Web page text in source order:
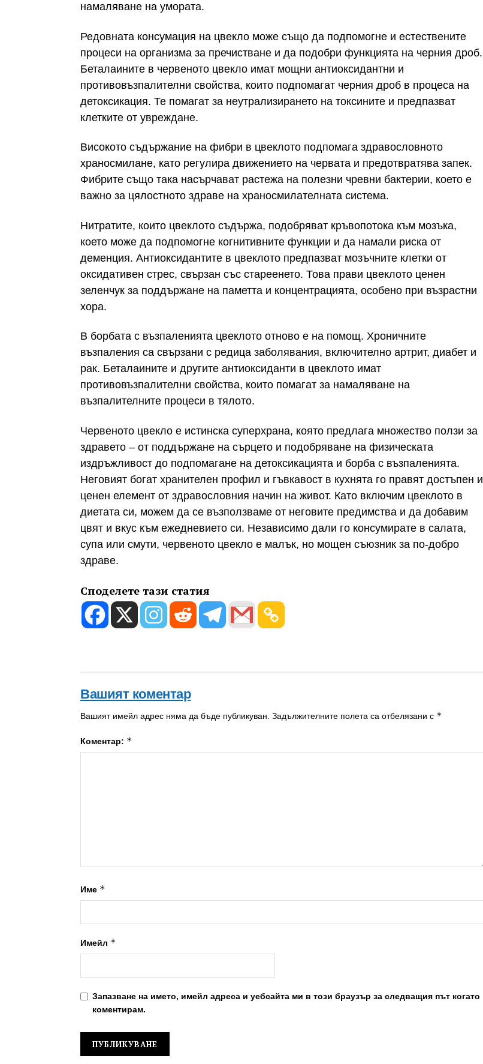
намаляване на умората.
Редовната консумация на цвекло може също да подпомогне и естествените
процеси на организма за пречистване и да подобри функцията на черния дроб.
Беталаините в червеното цвекло имат мощни антиоксидантни и
противовъзпалителни свойства, които подпомагат черния дроб в процеса на
детоксикация. Те помагат за неутрализирането на токсините и предпазват
клетките от увреждане.
Високото съдържание на фибри в цвеклото подпомага здравословното
храносмилане, като регулира движението на червата и предотвратява запек.
Фибрите също така насърчават растежа на полезни чревни бактерии, което е
важно за цялостното здраве на храносмилателната система.
Нитратите, които цвеклото съдържа, подобряват кръвопотока към мозъка,
което може да подпомогне когнитивните функции и да намали риска от
деменция. Антиоксидантите в цвеклото предпазват мозъчните клетки от
оксидативен стрес, свързан със стареенето. Това прави цвеклото ценен
зеленчук за поддържане на паметта и концентрацията, особено при възрастни
хора.
В борбата с възпаленията цвеклото отново е на помощ. Хроничните
възпаления са свързани с редица заболявания, включително артрит, диабет и
рак. Беталаините и другите антиоксиданти в цвеклото имат
противовъзпалителни свойства, които помагат за намаляване на
възпалителните процеси в тялото.
Червеното цвекло е истинска суперхрана, която предлага множество ползи за
здравето – от поддържане на сърцето и подобряване на физическата
издръжливост до подпомагане на детоксикацията и борба с възпаленията.
Неговият богат хранителен профил и гъвкавост в кухнята го правят достъпен и
ценен елемент от здравословния начин на живот. Като включим цвеклото в
диетата си, можем да се възползваме от неговите предимства и да добавим
цвят и вкус към ежедневието си. Независимо дали го консумирате в салата,
супа или смути, червеното цвекло е малък, но мощен съюзник за по-добро
здраве.
Споделете тази статия
Вашият коментар
Вашият имейл адрес няма да бъде публикуван. Задължителните полета са отбелязани с *
Коментар: *
Име *
Имейл *
Запазване на името, имейл адреса и уебсайта ми в този браузър за следващия път когато
коментирам.